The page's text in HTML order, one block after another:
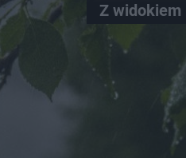
Z widokiem
szczyt Gór